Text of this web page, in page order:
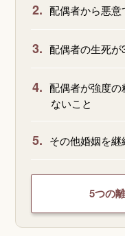
2. 配偶者から悪意
3. 配偶者の生死が
4. 配偶者が強度
ないこと
5. その他婚姻を
5つの